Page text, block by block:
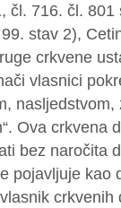
čl. 716. čl. 801
stav 2),
crkvene
vlasnici
nasljedstvom,
Ova crkvena
bez naročita
pojavljuje kao
crkvenih